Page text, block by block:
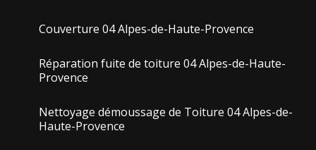
Couverture 04 Alpes-de-Haute-Provence
Réparation fuite de toiture 04 Alpes-de-Haute-
Provence
Nettoyage démoussage de Toiture 04 Alpes-de-
Haute-Provence